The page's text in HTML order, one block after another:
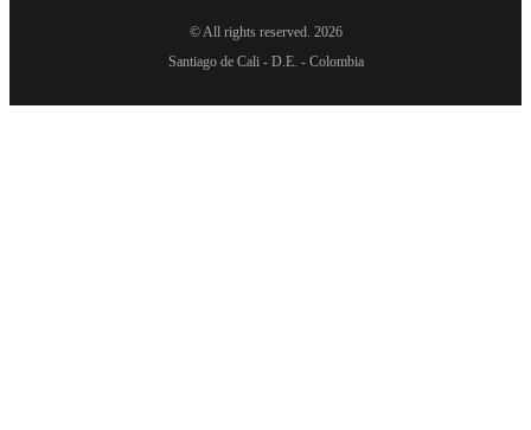
© All rights reserved. 2026
Santiago de Cali - D.E. - Colombia